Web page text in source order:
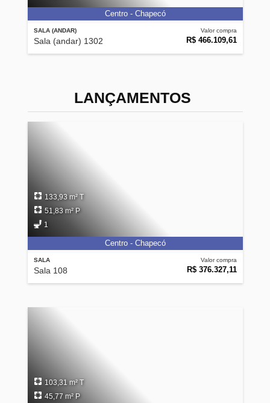
SALA (ANDAR)
Sala (andar) 1302
Valor compra
R$ 466.109,61
Centro - Chapecó
LANÇAMENTOS
SALA
Sala 108
Valor compra
R$ 376.327,11
133,93 m² T
51,83 m² P
1
Centro - Chapecó
103,31 m² T
45,77 m² P